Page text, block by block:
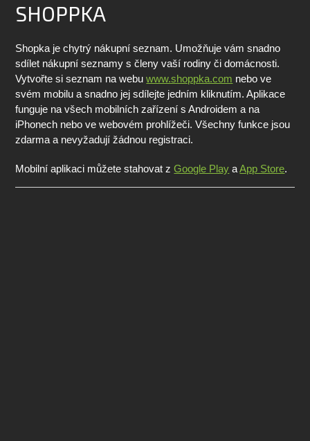
SHOPPKA
Shopka je chytrý nákupní seznam. Umožňuje vám snadno
sdílet nákupní seznamy s členy vaší rodiny či domácnosti.
Vytvořte si seznam na webuwww.shoppka.com nebo ve
svém mobilu a snadno jej sdílejte jedním kliknutím. Aplikace
funguje na všech mobilních zařízení s Androidem a na
iPhonech nebo ve webovém prohlížeči. Všechny funkce jsou
zdarma a nevyžadují žádnou registraci.
Mobilní aplikaci můžete stahovat zGoogle Play aApp Store.